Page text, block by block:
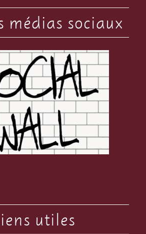
médias sociaux
utiles